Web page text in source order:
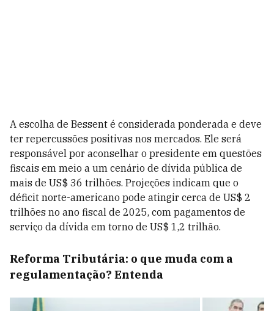
A escolha de Bessent é considerada ponderada e deve
ter repercussões positivas nos mercados. Ele será
responsável por aconselhar o presidente em questões
fiscais em meio a um cenário de dívida pública de
mais de US$ 36 trilhões. Projeções indicam que o
déficit norte-americano pode atingir cerca de US$ 2
trilhões no ano fiscal de 2025, com pagamentos de
serviço da dívida em torno de US$ 1,2 trilhão.
Reforma Tributária: o que muda com a
regulamentação? Entenda